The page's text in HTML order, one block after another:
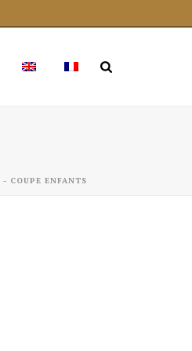
- COUPE ENFANTS